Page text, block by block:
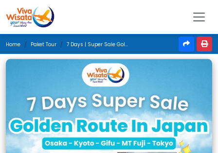
Home Paket Tour 7 Days | Super Sale Golden Route In Japan | September 2025 | Surabaya